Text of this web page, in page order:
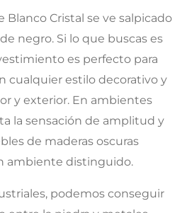
Blanco Cristal se ve salpicado
negro. Si lo que buscas es
es perfecto para
cualquier estilo decorativo y
y exterior. En ambientes
la sensación de amplitud y
de maderas oscuras
ambiente distinguido.
podemos conseguir